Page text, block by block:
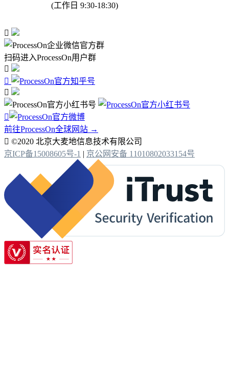
(工作日 9:30-18:30)

扫码进入ProcessOn用户群




前往ProcessOn全球网站 →
 ©2020 北京大麦地信息技术有限公司
京ICP备15008605号-1 | 京公网安备 11010802033154号